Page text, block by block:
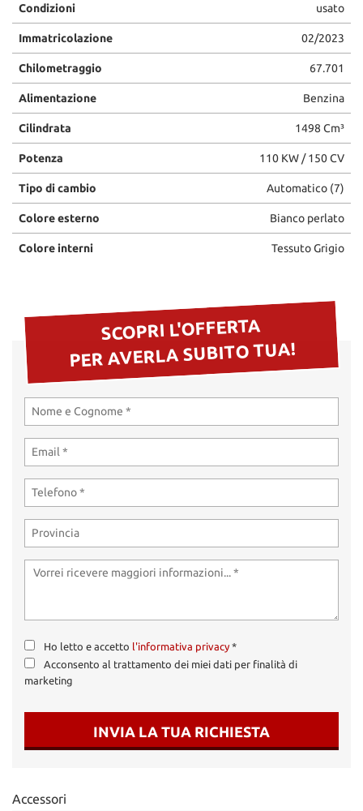
Condizioni usato
Immatricolazione 02/2023
Chilometraggio 67.701
Alimentazione Benzina
Cilindrata 1498 Cm³
Potenza 110 KW / 150 CV
Tipo di cambio Automatico (7)
Colore esterno Bianco perlato
Colore interni Tessuto Grigio
SCOPRI L'OFFERTA
PER AVERLA SUBITO TUA!
Ho letto e accetto l'informativa privacy*
Acconsento al trattamento dei miei dati per finalità di
marketing
INVIA LA TUA RICHIESTA
Accessori